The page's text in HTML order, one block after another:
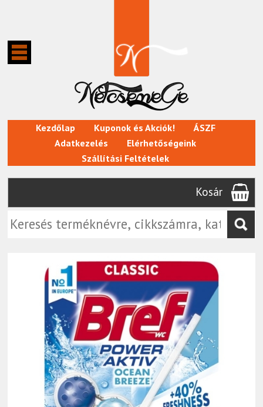
Kezdőlap Kuponok és Akciók!
ÁSZF
Adatkezelés
Elérhetőségeink
Szállítási Feltételek
Kosár